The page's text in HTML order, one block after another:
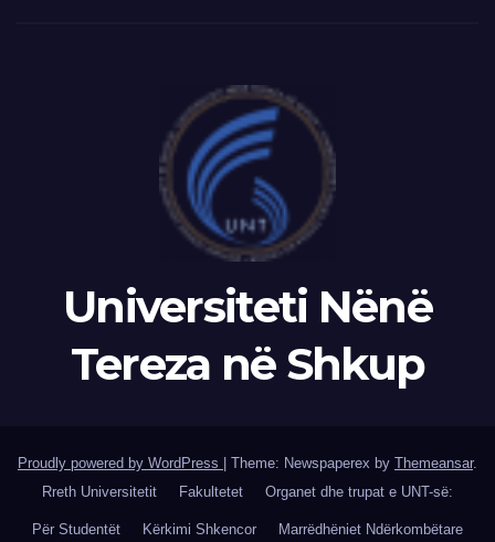
Universiteti Nënë
Tereza në Shkup
Proudly powered by WordPress Theme: Newspaperex by Themeansar.
Rreth Universitetit
Fakultetet Organet dhe trupat e UNT-së:
Për Studentët Kërkimi Shkencor Marrëdhëniet Ndërkombëtare